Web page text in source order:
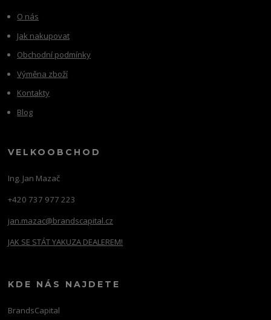
O nás
Jak nakupovat
Obchodní podmínky
Výměna zboží
Kontakty
Blog
VELKOOBCHOD
Ing. Jan Mazač
+420 737 977 223
jan.mazac@brandscapital.cz
JAK SE STÁT YAKUZA DEALEREM!
KDE NÁS NAJDETE
BrandsCapital